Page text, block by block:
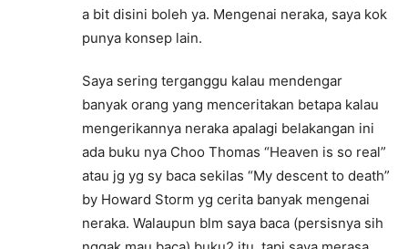
a bit disini boleh ya. Mengenai neraka, saya kok
punya konsep lain.
Saya sering terganggu kalau mendengar
banyak orang yang menceritakan betapa kalau
mengerikannya neraka apalagi belakangan ini
ada buku nya Choo Thomas “Heaven is so real”
atau jg yg sy baca sekilas “My descent to death”
by Howard Storm yg cerita banyak mengenai
neraka. Walaupun blm saya baca (persisnya sih